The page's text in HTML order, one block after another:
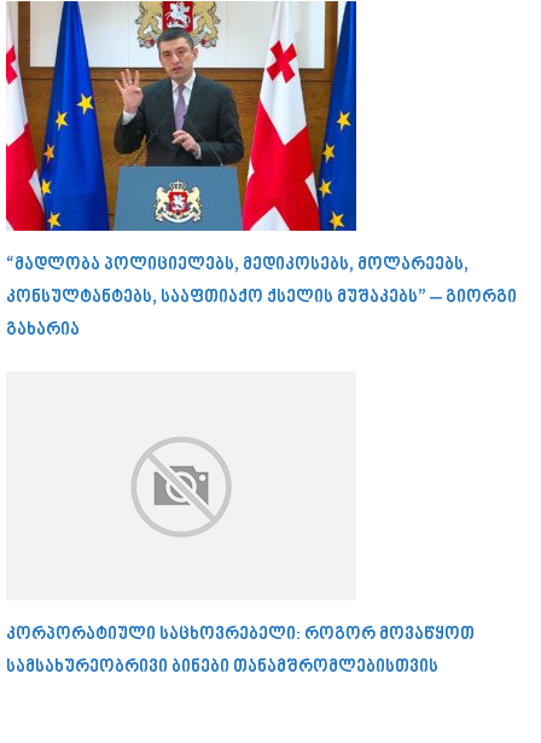
“მადლობა პოლიციელებს, მედიკოსებს, მოლარეებს,
კონსულტანტებს, სააფთიაქო ქსელის მუშაკებს” – გიორგი
გახარია
კორპორატიული საცხოვრებელი: როგორ მოვაწყოთ
სამსახურეობრივი ბინები თანამშრომლებისთვის